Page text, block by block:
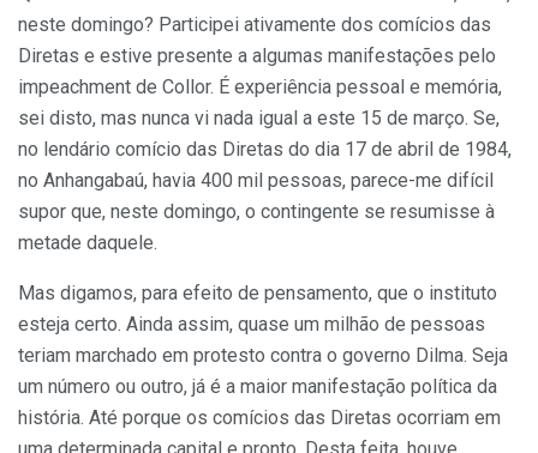
neste domingo? Participei ativamente dos comícios das
Diretas e estive presente a algumas manifestações pelo
impeachment de Collor. É experiência pessoal e memória,
sei disto, mas nunca vi nada igual a este 15 de março. Se,
no lendário comício das Diretas do dia 17 de abril de 1984,
no Anhangabaú, havia 400 mil pessoas, parece-me difícil
supor que, neste domingo, o contingente se resumisse à
metade daquele.
Mas digamos, para efeito de pensamento, que o instituto
esteja certo. Ainda assim, quase um milhão de pessoas
teriam marchado em protesto contra o governo Dilma. Seja
um número ou outro, já é a maior manifestação política da
história. Até porque os comícios das Diretas ocorriam em